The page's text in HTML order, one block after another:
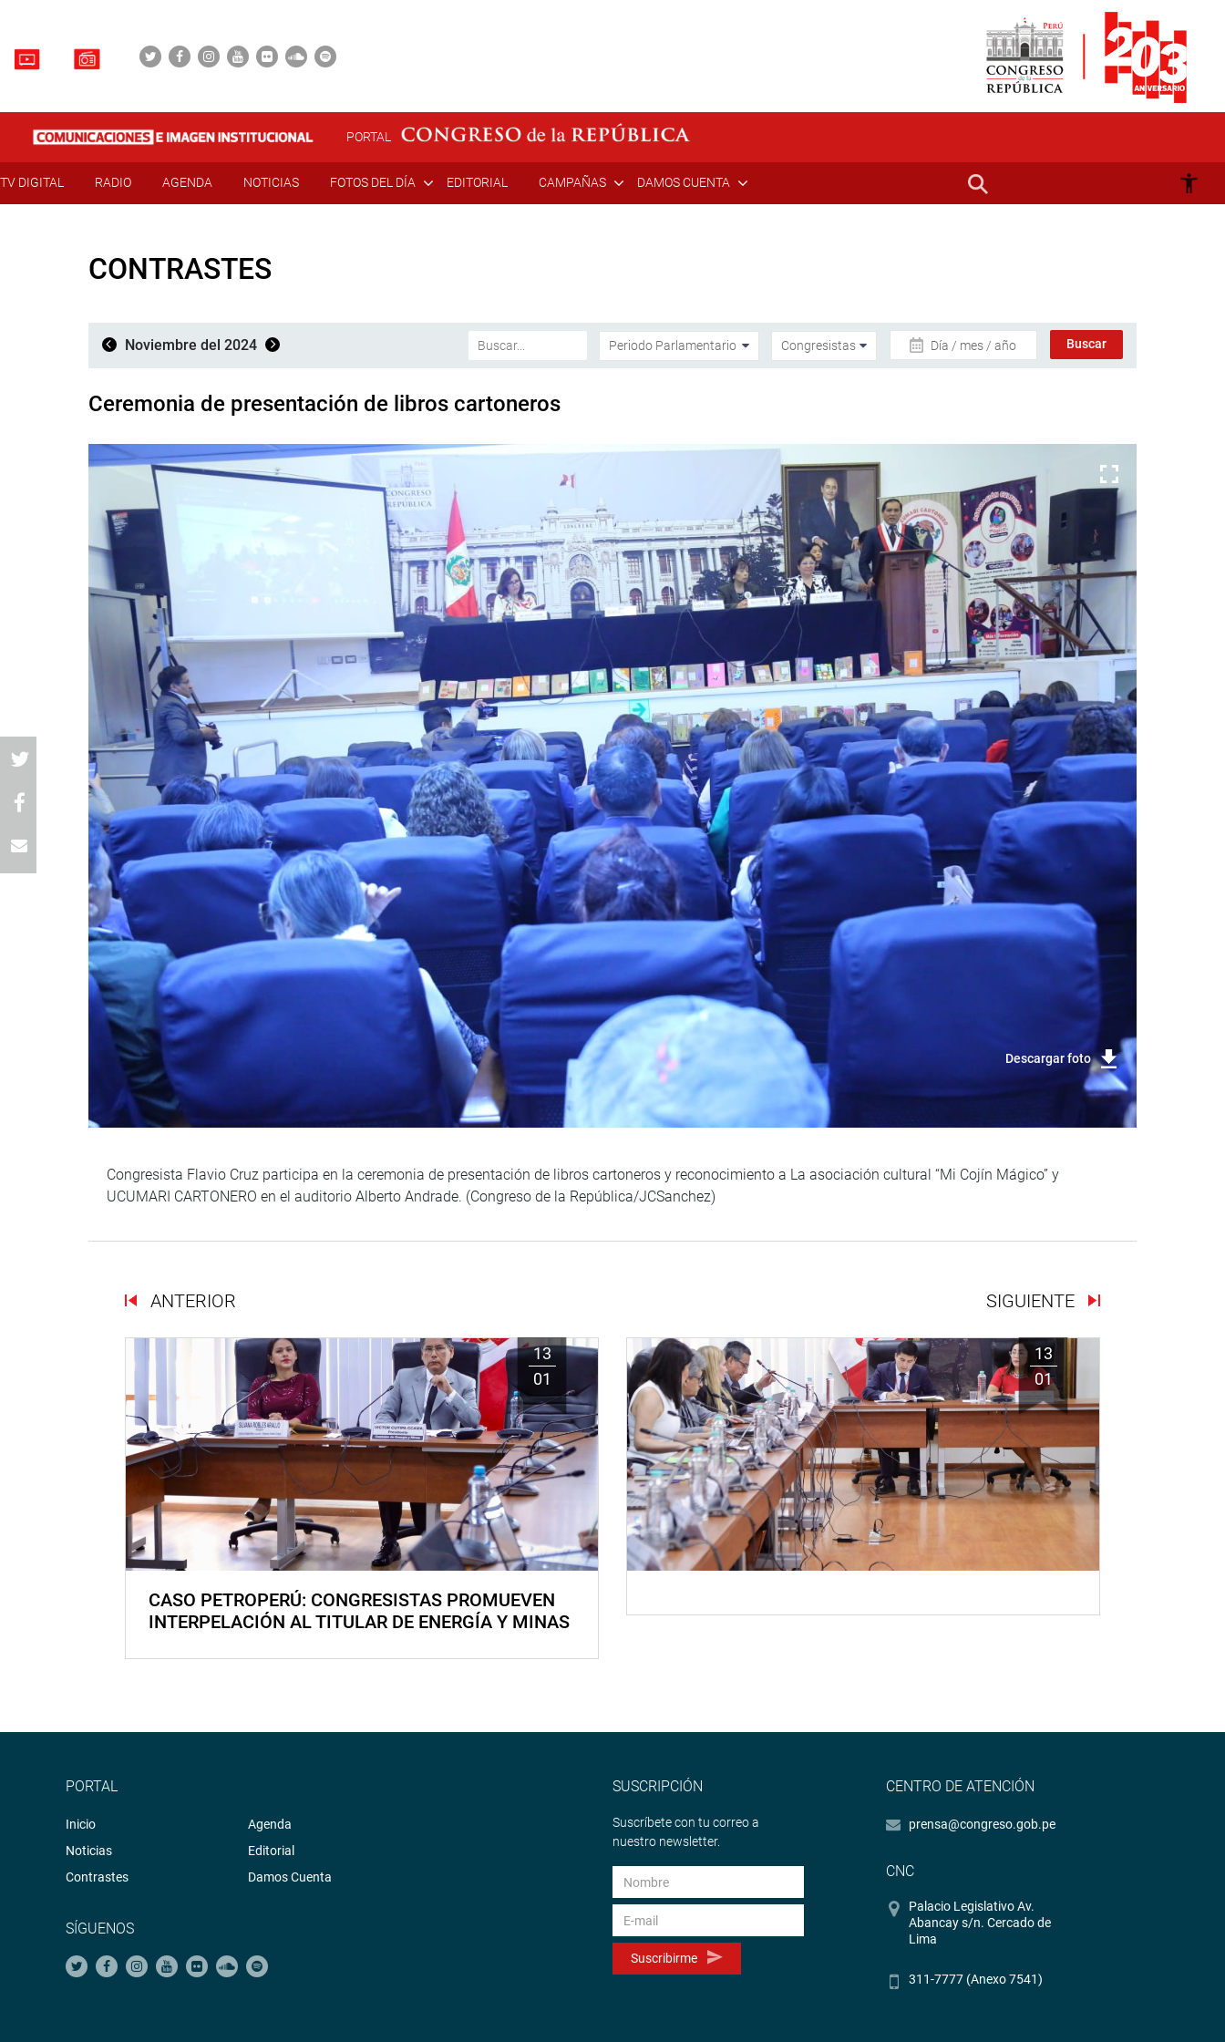
PORTAL
TV DIGITAL RADIO AGENDA NOTICIAS FOTOS DEL DÍA EDITORIAL CAMPAÑAS DAMOS CUENTA
CONTRASTES
Noviembre del 2024 Día / mes / año
Ceremonia de presentación de libros cartoneros
Descargar foto
Congresista Flavio Cruz participa en la ceremonia de presentación de libros cartoneros y reconocimiento a La asociación cultural “Mi Cojín Mágico” y
UCUMARI CARTONERO en el auditorio Alberto Andrade. (Congreso de la República/JCSanchez)
ANTERIOR SIGUIENTE
13
01
CASO PETROPERÚ: CONGRESISTAS PROMUEVEN
INTERPELACIÓN AL TITULAR DE ENERGÍA Y MINAS
13
01
PORTAL
Inicio
Noticias
Contrastes
Agenda
Editorial
Damos Cuenta
SÍGUENOS
SUSCRIPCIÓN
Suscríbete con tu correo a
nuestro newsletter.
Suscribirme
CENTRO DE ATENCIÓN
prensa@congreso.gob.pe
CNC
Palacio Legislativo Av.
Abancay s/n. Cercado de
Lima
311-7777 (Anexo 7541)